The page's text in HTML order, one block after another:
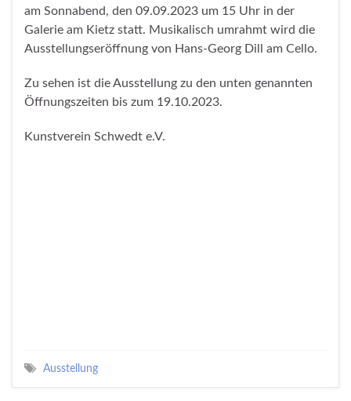
am Sonnabend, den 09.09.2023 um 15 Uhr in der
Galerie am Kietz statt. Musikalisch umrahmt wird die
Ausstellungseröffnung von Hans-Georg Dill am Cello.
Zu sehen ist die Ausstellung zu den unten genannten
Öffnungszeiten bis zum 19.10.2023.
Kunstverein Schwedt e.V.
Ausstellung